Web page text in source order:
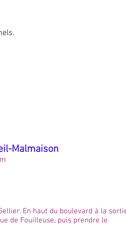
Malmaison
En haut du boulevard à la
de Fouilleuse, puis prendre le